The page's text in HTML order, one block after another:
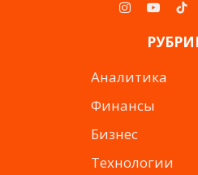
Instagram
YouTube
Аналитика
Финансы
Бизнес
Технологии